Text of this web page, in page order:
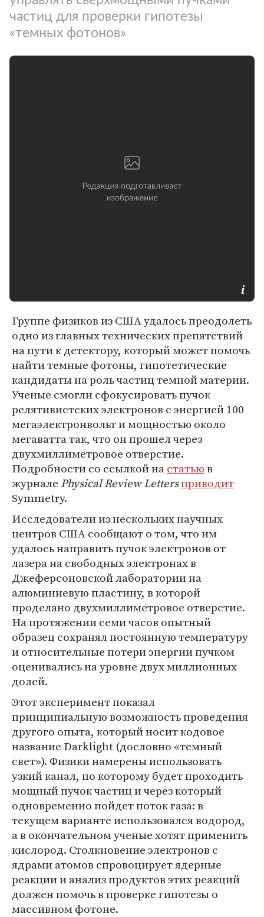
частиц для проверки гипотезы
«темных фотонов»
Группе физиков из США удалось преодолеть
одно из главных технических препятствий
на пути к детектору, который может помочь
найти темные фотоны, гипотетические
кандидаты на роль частиц темной материи.
Ученые смогли сфокусировать пучок
релятивистских электронов с энергией 100
мегаэлектронвольт и мощностью около
мегаватта так, что он прошел через
двухмиллиметровое отверстие.
Подробности со ссылкой настатьюв
журнале Physical Review Lettersприводит
Symmetry.
Исследователи из нескольких научных
центров США сообщают о том, что им
удалось направить пучок электронов от
лазера на свободных электронах в
Джеферсоновской лаборатории на
алюминиевую пластину, в которой
проделано двухмиллиметровое отверстие.
На протяжении семи часов опытный
образец сохранял постоянную температуру
и относительные потери энергии пучком
оценивались на уровне двух миллионных
долей.
Этот эксперимент показал
принципиальную возможность проведения
другого опыта, который носит кодовое
название Darklight (дословно «темный
свет»). Физики намерены использовать
узкий канал, по которому будет проходить
мощный пучок частиц и через который
одновременно пойдет поток газа: в
текущем варианте использовался водород,
а в окончательном ученые хотят применить
кислород. Столкновение электронов с
ядрами атомов спровоцирует ядерные
реакции и анализ продуктов этих реакций
должен помочь в проверке гипотезы о
массивном фотоне.